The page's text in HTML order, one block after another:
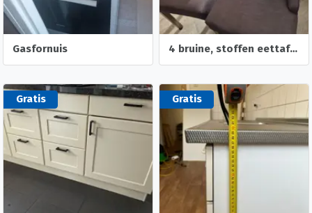
Gasfornuis 4 bruine, stoffen eettafelstoelen
Gratis Gratis